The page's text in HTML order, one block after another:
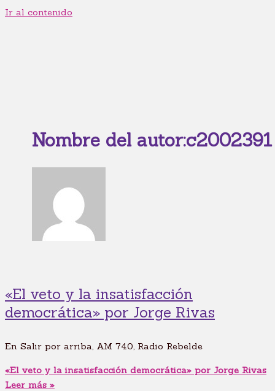
Ir al contenido
Nombre del autor:c2002391
«El veto y la insatisfacción
democrática» por Jorge Rivas
En Salir por arriba, AM 740, Radio Rebelde
«El veto y la insatisfacción democrática» por Jorge Rivas
Leer más »